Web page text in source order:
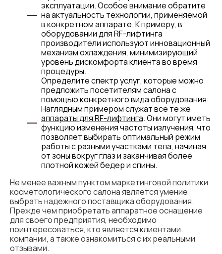
эксплуатации. Особое внимание обратите
на актуальность технологии, применяемой
в конкретном аппарате. К примеру, в
оборудовании для RF-лифтинга
производители используют инновационный
механизм охлаждения, минимизирующий
уровень дискомфорта клиента во время
процедуры.
Определите спектр услуг, которые можно
предложить посетителям салона с
помощью конкретного вида оборудования.
Наглядным примером служат все те же
аппараты для RF-лифтинга. Они могут иметь
функцию изменения частоты излучения, что
позволяет выбирать оптимальный режим
работы с разными участками тела, начиная
от зоны вокруг глаз и заканчивая более
плотной кожей бедер и спины.
Не менее важным пунктом маркетинговой политики
косметологического салона является умение
выбрать надежного поставщика оборудования.
Прежде чем приобретать аппаратное оснащение
для своего предприятия, необходимо
поинтересоваться, кто является клиентами
компании, а также ознакомиться с их реальными
отзывами.